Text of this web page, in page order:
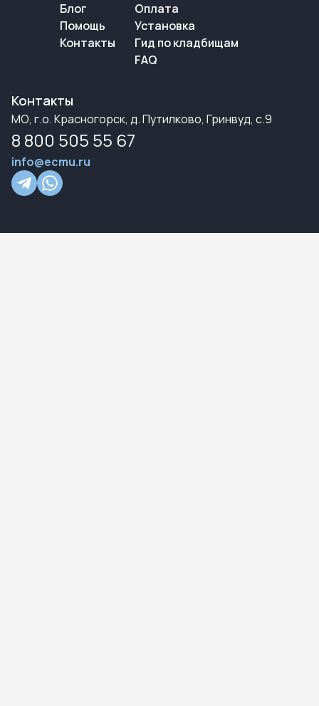
Блог
Помощь
Контакты
Оплата
Установка
Гид по кладбищам
FAQ
Контакты
МО, г.о. Красногорск, д. Путилково, Гринвуд, с.9
8 800 505 55 67
info@ecmu.ru